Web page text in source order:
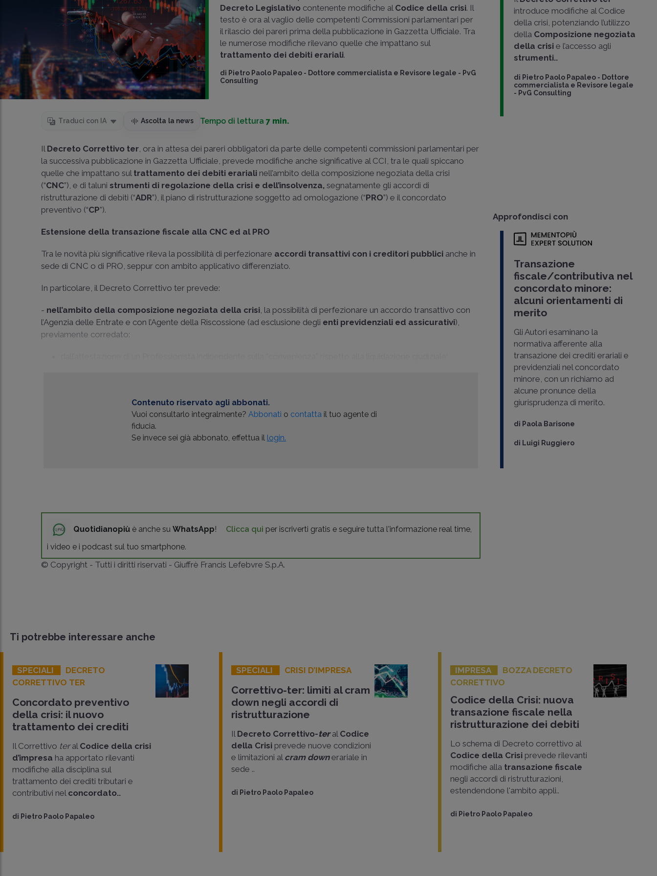
Decreto Legislativo contenente modifiche al Codice della crisi. Il
testo è ora al vaglio delle competenti Commissioni parlamentari per
il rilascio dei pareri prima della pubblicazione in Gazzetta Ufficiale. Tra
le numerose modifiche rilevano quelle che impattano sul
trattamento dei debiti erariali.
di Pietro Paolo Papaleo - Dottore commercialista e Revisore legale - PvG
Consulting
Traduci con IA Ascolta la news Tempo di lettura7 min.
Il Decreto Correttivo ter, ora in attesa dei pareri obbligatori da parte delle competenti commissioni parlamentari per
la successiva pubblicazione in Gazzetta Ufficiale, prevede modifiche anche significative al CCI, tra le quali spiccano
quelle che impattano sul trattamento dei debiti erariali nell’ambito della composizione negoziata della crisi
(“CNC”), e di taluni strumenti di regolazione della crisi e dell’insolvenza,segnatamente gli accordi di
ristrutturazione di debiti (“ADR”), il piano di ristrutturazione soggetto ad omologazione (“PRO”) e il concordato
preventivo (“CP”).
Estensione della transazione fiscale alla CNC ed al PRO
Tra le novità più significative rileva la possibilità di perfezionare accordi transattivi con i creditori pubblici anche in
sede di CNC o di PRO, seppur con ambito applicativo differenziato.
In particolare, il Decreto Correttivo ter prevede:
- nell’ambito della composizione negoziata della crisi, la possibilità di perfezionare un accordo transattivo con
l’Agenzia delle Entrate e con l’Agente della Riscossione (ad esclusione degli enti previdenziali ed assicurativi),
previamente corredato:
Contenuto riservato agli abbonati.
Vuoi consultarlo integralmente?Abbonati o contatta il tuo agente di
fiducia.
Se invece sei già abbonato, effettua il login.
Quotidianopiù è anche suWhatsApp! Clicca qui per iscriverti gratis e seguire tutta l'informazione real time,
i video e i podcast sul tuo smartphone.
© Copyright - Tutti i diritti riservati - Giuffrè Francis Lefebvre S.p.A.
introduce modifiche al Codice
della crisi, potenziando l’utilizzo
della Composizione negoziata
della crisie l’accesso agli
strumenti..
di Pietro Paolo Papaleo - Dottore
commercialista e Revisore legale
- PvG Consulting
Approfondisci con
Transazione
fiscale/contributiva nel
concordato minore:
alcuni orientamenti di
merito
Gli Autori esaminano la
normativa afferente alla
transazione dei crediti erariali e
previdenziali nel concordato
minore, con un richiamo ad
alcune pronunce della
giurisprudenza di merito.
di Paola Barisone
di Luigi Ruggiero
Ti potrebbe interessare anche
SPECIALI
DECRETO
CORRETTIVO TER
Concordato preventivo
della crisi: il nuovo
trattamento dei crediti
Il Correttivo teral Codice della crisi
d’impresa ha apportato rilevanti
modifiche alla disciplina sul
trattamento dei crediti tributari e
contributivi nel concordato..
di Pietro Paolo Papaleo
SPECIALI CRISI D’IMPRESA
Correttivo-ter: limiti al cram
down negli accordi di
ristrutturazione
Il Decreto Correttivo-teral Codice
della Crisi prevede nuove condizioni
e limitazioni al cram downerariale in
sede ..
di Pietro Paolo Papaleo
IMPRESA
BOZZA DECRETO
CORRETTIVO
Codice della Crisi: nuova
transazione fiscale nella
ristrutturazione dei debiti
Lo schema di Decreto correttivo al
Codice della Crisi prevede rilevanti
modifiche alla transazione fiscale
negli accordi di ristrutturazioni,
estendendone l'ambito appli..
di Pietro Paolo Papaleo